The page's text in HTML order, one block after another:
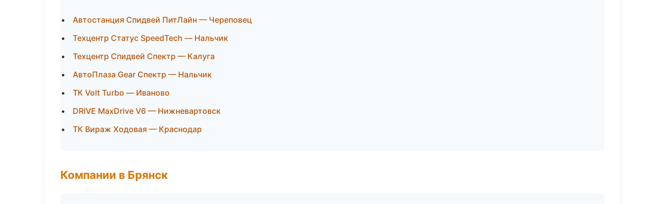
Автостанция Спидвей ПитЛайн — Череповец
Техцентр Статус SpeedTech — Нальчик
Техцентр Спидвей Спектр — Калуга
АвтоПлаза Gear Спектр — Нальчик
ТК Volt Turbo — Иваново
DRIVE MaxDrive V6 — Нижневартовск
ТК Вираж Ходовая — Краснодар
Компании в Брянск